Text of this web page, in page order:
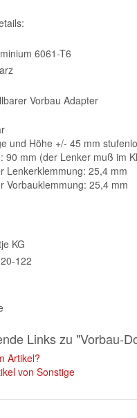
6061-T6
Vorbau Adapter
und Höhe +/- 45 mm
90 mm (der Lenker muß im
Lenkerklemmung: 25,4 mm
Vorbauklemmung: 25,4 mm
KG
122
Links zu "Vorbau-
Artikel?
von Sonstige